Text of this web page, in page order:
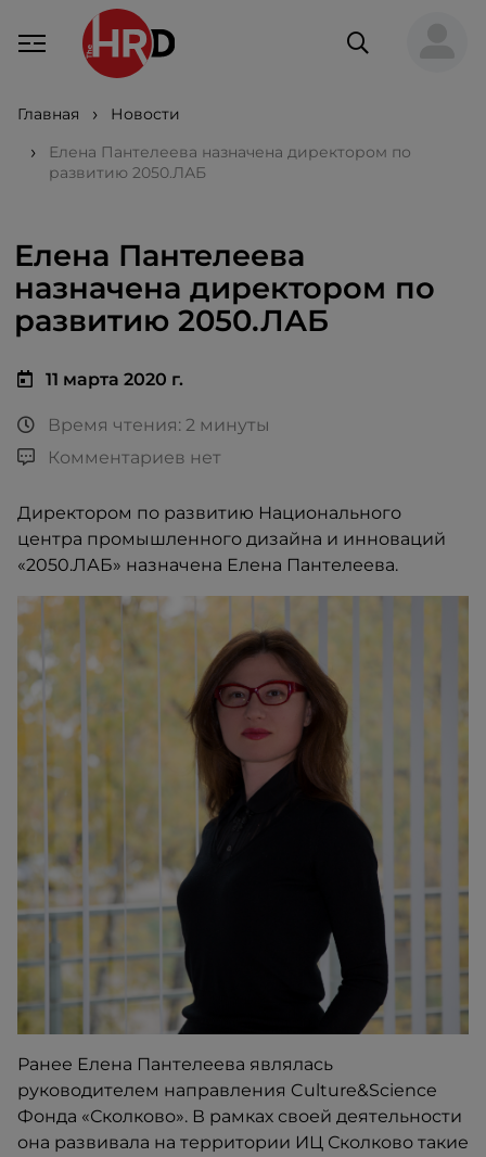
Главная
Новости
Елена Пантелеева назначена директором по
развитию 2050.ЛАБ
Елена Пантелеева
назначена директором по
развитию 2050.ЛАБ
11 марта 2020 г.
Время чтения: 2 минуты
Комментариев нет
Директором по развитию Национального
центра промышленного дизайна и инноваций
«2050.ЛАБ» назначена Елена Пантелеева.
Ранее Елена Пантелеева являлась
руководителем направления Culture&Science
Фонда «Сколково». В рамках своей деятельности
она развивала на территории ИЦ Сколково такие